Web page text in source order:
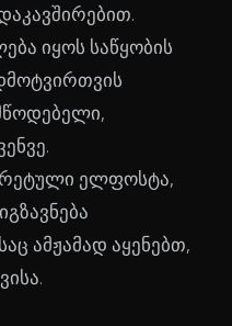
იყოს საწყობის
ელფოსტა,
ამჟამად აყენებთ,